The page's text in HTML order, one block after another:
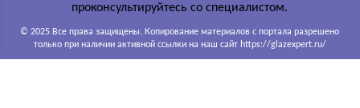
проконсультируйтесь со специалистом.
© 2025 Все права защищены. Копирование материалов с портала разрешено
только при наличии активной ссылки на наш сайт https://glazexpert.ru/